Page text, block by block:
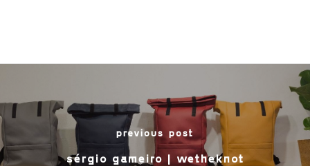
previous post
sérgio gameiro | wetheknot